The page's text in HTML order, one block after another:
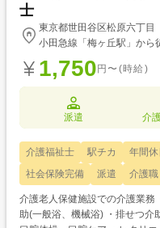
士
東京都世田谷区松原六丁目
小田急線「梅ヶ丘駅」から
1,750 円〜(時給)
派遣 介
介護福祉士 駅チカ 年間
社会保険完備
派遣 介護職
介護老人保健施設での介護業務 ・身体介助(移乗介助、食事介助) ・入浴介
助(一般浴、機械浴) ・排せつ介